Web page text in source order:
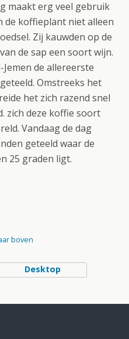
maakt erg veel gebruik
de koffieplant niet alleen
Zij kauwden op de
de sap een soort wijn.
de allereerste
Omstreeks het
het zich razend snel
zich deze koffie soort
Vandaag de dag
geteeld waar de
25 graden ligt.
boven
Desktop